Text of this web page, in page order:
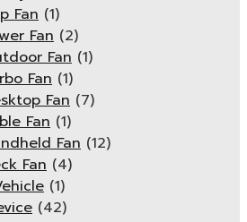
Fan (1)
Fan (2)
Fan (1)
Fan (1)
Fan (7)
Fan (1)
Fan (12)
Fan (4)
(1)
(42)